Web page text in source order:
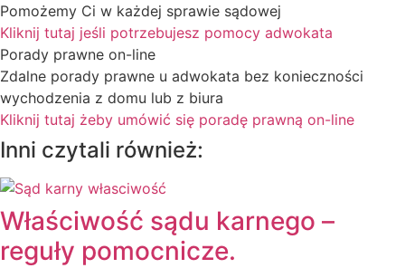
Pomożemy Ci w każdej sprawie sądowej
Kliknij tutaj jeśli potrzebujesz pomocy adwokata
Porady prawne on-line
Zdalne porady prawne u adwokata bez konieczności
wychodzenia z domu lub z biura
Kliknij tutaj żeby umówić się poradę prawną on-line
Inni czytali również:
Właściwość sądu karnego –
reguły pomocnicze.